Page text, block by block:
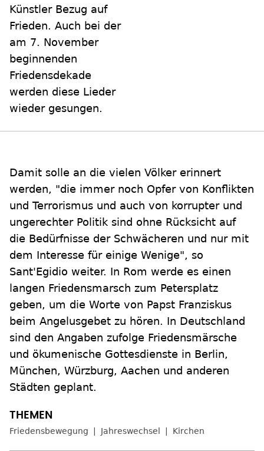
Künstler Bezug auf
Frieden. Auch bei der
am 7. November
beginnenden
Friedensdekade
werden diese Lieder
wieder gesungen.
Damit solle an die vielen Völker erinnert
werden, "die immer noch Opfer von Konflikten
und Terrorismus und auch von korrupter und
ungerechter Politik sind ohne Rücksicht auf
die Bedürfnisse der Schwächeren und nur mit
dem Interesse für einige Wenige", so
Sant'Egidio weiter. In Rom werde es einen
langen Friedensmarsch zum Petersplatz
geben, um die Worte von Papst Franziskus
beim Angelusgebet zu hören. In Deutschland
sind den Angaben zufolge Friedensmärsche
und ökumenische Gottesdienste in Berlin,
München, Würzburg, Aachen und anderen
Städten geplant.
Friedensbewegung Jahreswechsel Kirchen